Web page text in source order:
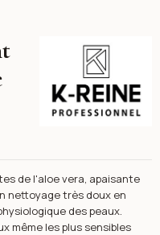
de l'aloe vera, apaisante
nettoyage très doux en
des peaux.
même les plus sensibles